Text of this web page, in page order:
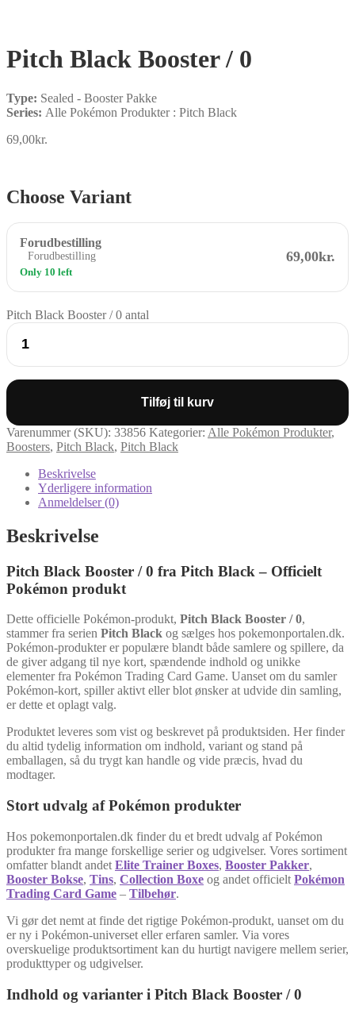
Pitch Black Booster / 0
Type: Sealed - Booster Pakke
Series: Alle Pokémon Produkter : Pitch Black
69,00kr.
Choose Variant
Forudbestilling
Forudbestilling
Only 10 left
69,00kr.
Pitch Black Booster / 0 antal
Tilføj til kurv
Varenummer (SKU): 33856 Kategorier: Alle Pokémon Produkter,
Boosters, Pitch Black, Pitch Black
Beskrivelse
Yderligere information
Anmeldelser (0)
Beskrivelse
Pitch Black Booster / 0 fra Pitch Black – Officielt
Pokémon produkt
Dette officielle Pokémon-produkt, Pitch Black Booster / 0,
stammer fra serien Pitch Black og sælges hos pokemonportalen.dk.
Pokémon-produkter er populære blandt både samlere og spillere, da
de giver adgang til nye kort, spændende indhold og unikke
elementer fra Pokémon Trading Card Game. Uanset om du samler
Pokémon-kort, spiller aktivt eller blot ønsker at udvide din samling,
er dette et oplagt valg.
Produktet leveres som vist og beskrevet på produktsiden. Her finder
du altid tydelig information om indhold, variant og stand på
emballagen, så du trygt kan handle og vide præcis, hvad du
modtager.
Stort udvalg af Pokémon produkter
Hos pokemonportalen.dk finder du et bredt udvalg af Pokémon
produkter fra mange forskellige serier og udgivelser. Vores sortiment
omfatter blandt andet Elite Trainer Boxes, Booster Pakker,
Booster Bokse, Tins, Collection Boxe og andet officielt Pokémon
Trading Card Game – Tilbehør.
Vi gør det nemt at finde det rigtige Pokémon-produkt, uanset om du
er ny i Pokémon-universet eller erfaren samler. Via vores
overskuelige produktsortiment kan du hurtigt navigere mellem serier,
produkttyper og udgivelser.
Indhold og varianter i Pitch Black Booster / 0